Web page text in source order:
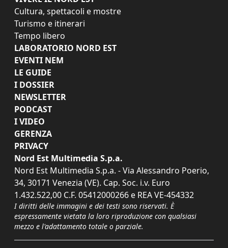
Cultura, spettacoli e mostre
Turismo e itinerari
Tempo libero
LABORATORIO NORD EST
EVENTI NEM
LE GUIDE
I DOSSIER
NEWSLETTER
PODCAST
I VIDEO
GERENZA
PRIVACY
Nord Est Multimedia S.p.a.
Nord Est Multimedia S.p.a. - Via Alessandro Poerio,
34, 30171 Venezia (VE). Cap. Soc. i.v. Euro
1.432.522,00 C.F. 05412000266 e REA VE-454332
I diritti delle immagini e dei testi sono riservati. È
espressamente vietata la loro riproduzione con qualsiasi
mezzo e l'adattamento totale o parziale.